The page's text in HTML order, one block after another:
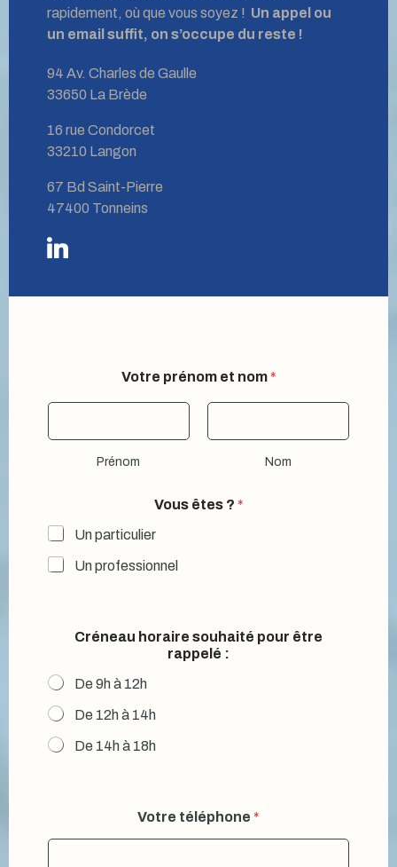
rapidement, où que vous soyez ! Un appel ou
un email suffit, on s’occupe du reste !
94 Av. Charles de Gaulle
33650 La Brède
16 rue Condorcet
33210 Langon
67 Bd Saint-Pierre
47400 Tonneins
é
e
Votre prénom et nom *
Prénom Nom
Vous êtes ? *
Un particulier
Un professionnel
Créneau horaire souhaité pour être
rappelé :
De 9h à 12h
De 12h à 14h
De 14h à 18h
Votre téléphone *